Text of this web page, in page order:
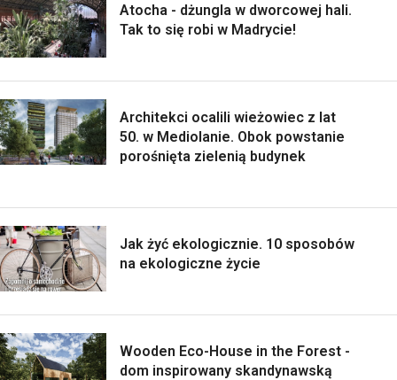
Atocha - dżungla w dworcowej hali.
Tak to się robi w Madrycie!
Architekci ocalili wieżowiec z lat
50. w Mediolanie. Obok powstanie
porośnięta zielenią budynek
Jak żyć ekologicznie. 10 sposobów
na ekologiczne życie
Wooden Eco-House in the Forest -
dom inspirowany skandynawską